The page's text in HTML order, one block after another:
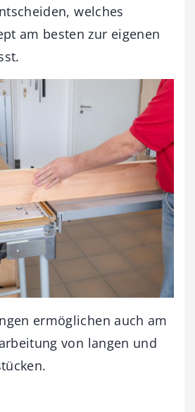
welches
am besten zur eigenen
ermöglichen auch am
von langen und